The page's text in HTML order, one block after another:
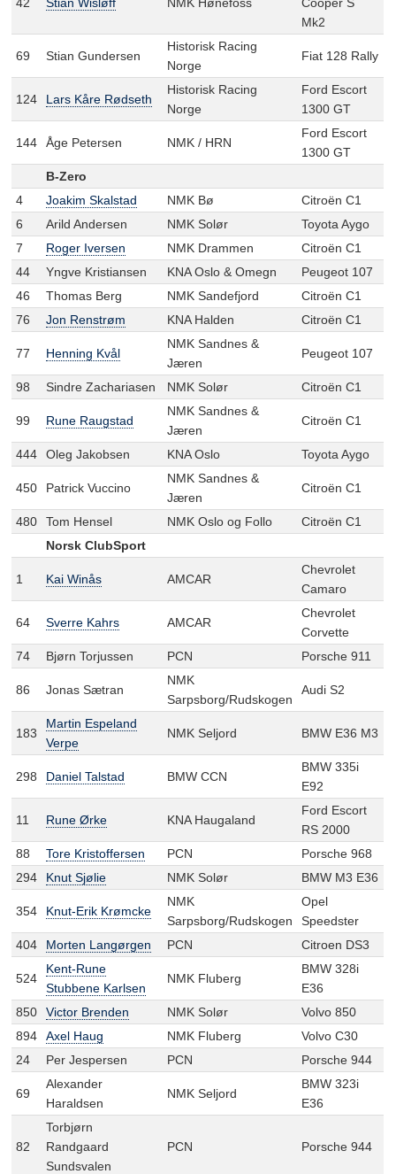
Mk2
69 Stian Gundersen
Historisk Racing
Norge
Fiat 128 Rally
124 Lars Kåre Rødseth
Historisk Racing
Norge
Ford Escort
1300 GT
144 Åge Petersen NMK / HRN
Ford Escort
1300 GT
B-Zero
4
Joakim Skalstad NMK Bø
Citroën C1
6
Arild Andersen NMK Solør
Toyota Aygo
7
Roger Iversen NMK Drammen
Citroën C1
44
Yngve Kristiansen KNA Oslo & Omegn
Peugeot 107
46
Thomas Berg NMK Sandefjord
Citroën C1
76
Jon Renstrøm KNA Halden Citroën C1
77 Henning Kvål
NMK Sandnes &
Jæren
Peugeot 107
98 Sindre Zachariasen NMK Solør Citroën C1
99 Rune Raugstad
NMK Sandnes &
Jæren
Citroën C1
444 Oleg Jakobsen KNA Oslo Toyota Aygo
450 Patrick Vuccino
NMK Sandnes &
Jæren
Citroën C1
480 Tom Hensel NMK Oslo og Follo
Citroën C1
Norsk ClubSport
1 Kai Winås AMCAR
Chevrolet
Camaro
64 Sverre Kahrs AMCAR
Chevrolet
Corvette
74
Bjørn Torjussen PCN Porsche 911
86 Jonas Sætran
NMK
Sarpsborg/Rudskogen
Audi S2
183
Martin Espeland
Verpe
NMK Seljord BMW E36 M3
298 Daniel Talstad BMW CCN
BMW 335i
E92
11 Rune Ørke KNA Haugaland
Ford Escort
RS 2000
88
Tore Kristoffersen PCN
Porsche 968
294
Knut Sjølie NMK Solør BMW M3 E36
354 Knut-Erik Krømcke
NMK
Sarpsborg/Rudskogen
Opel
Speedster
404
Morten Langørgen PCN Citroen DS3
524
Kent-Rune
Stubbene Karlsen
NMK Fluberg
BMW 328i
E36
850
Victor Brenden NMK Solør
Volvo 850
894
Axel Haug NMK Fluberg
Volvo C30
24
Per Jespersen PCN Porsche 944
69
Alexander
Haraldsen
NMK Seljord
BMW 323i
E36
82
Torbjørn
Randgaard
Sundsvalen
PCN Porsche 944